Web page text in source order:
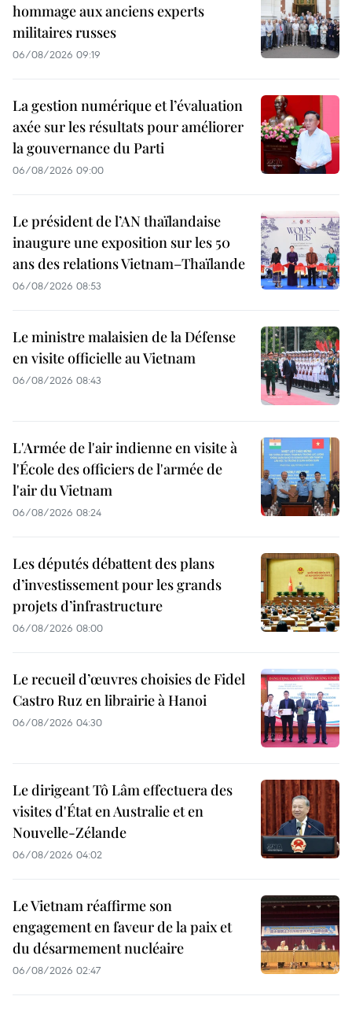
hommage aux anciens experts
militaires russes
06/08/2026 09:19
La gestion numérique et l’évaluation
axée sur les résultats pour améliorer
la gouvernance du Parti
06/08/2026 09:00
Le président de l’AN thaïlandaise
inaugure une exposition sur les 50
ans des relations Vietnam–Thaïlande
06/08/2026 08:53
Le ministre malaisien de la Défense
en visite officielle au Vietnam
06/08/2026 08:43
L'Armée de l'air indienne en visite à
l'École des officiers de l'armée de
l'air du Vietnam
06/08/2026 08:24
Les députés débattent des plans
d’investissement pour les grands
projets d’infrastructure
06/08/2026 08:00
Le recueil d’œuvres choisies de Fidel
Castro Ruz en librairie à Hanoi
06/08/2026 04:30
Le dirigeant Tô Lâm effectuera des
visites d'État en Australie et en
Nouvelle-Zélande
06/08/2026 04:02
Le Vietnam réaffirme son
engagement en faveur de la paix et
du désarmement nucléaire
06/08/2026 02:47